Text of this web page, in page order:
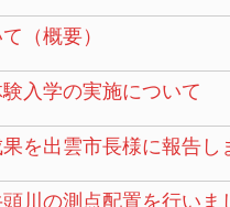
（概要）
入学の実施について
を出雲市長様に報告し
川の測点配置を行いま